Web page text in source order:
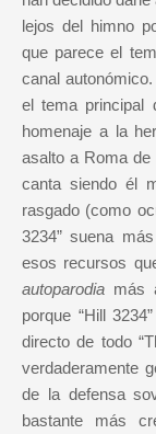
lejos del himno
que parece el
canal
el tema principal
homenaje a la
asalto a Roma de
canta siendo él
rasgado (como
3234” suena
esos recursos
autoparodia más
porque “Hill
directo de todo
verdaderamente
de la defensa
bastante más